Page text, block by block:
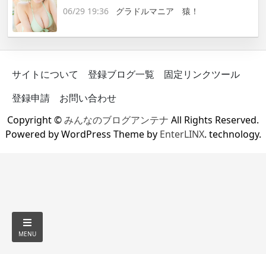
06/29 19:36
グラドルマニア 猿！
サイトについて 登録ブログ一覧
固定リンクツール
登録申請
お問い合わせ
Copyright ©みんなのブログアンテナ All Rights Reserved.
Powered by WordPress Theme by EnterLINX. technology.
MENU